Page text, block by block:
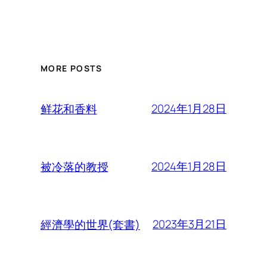
MORE POSTS
鲜花和香料 2024年1月28日
被冷落的教授 2024年1月28日
經濟學的世界(套書) 2023年3月21日